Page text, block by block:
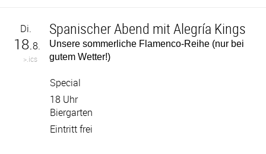
Di.
18.8.
>.ics
Spanischer Abend mit Alegría Kings
Unsere sommerliche Flamenco-Reihe (nur bei
gutem Wetter!)
Special
18 Uhr
Biergarten
Eintritt frei